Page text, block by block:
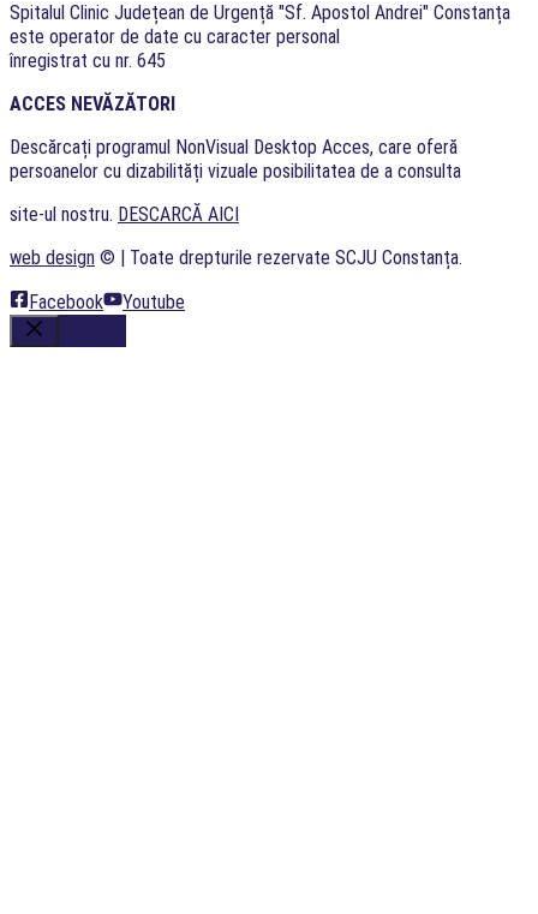
Spitalul Clinic Județean de Urgență "Sf. Apostol Andrei" Constanța
este operator de date cu caracter personal
înregistrat cu nr. 645
ACCES NEVĂZĂTORI
Descărcați programul NonVisual Desktop Acces, care oferă
persoanelor cu dizabilități vizuale posibilitatea de a consulta
site-ul nostru. DESCARCĂ AICI
web design ©
| Toate drepturile rezervate SCJU Constanța.
Facebook
Youtube
Close